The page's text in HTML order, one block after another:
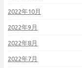
2022年10月
2022年9月
2022年8月
2022年7月